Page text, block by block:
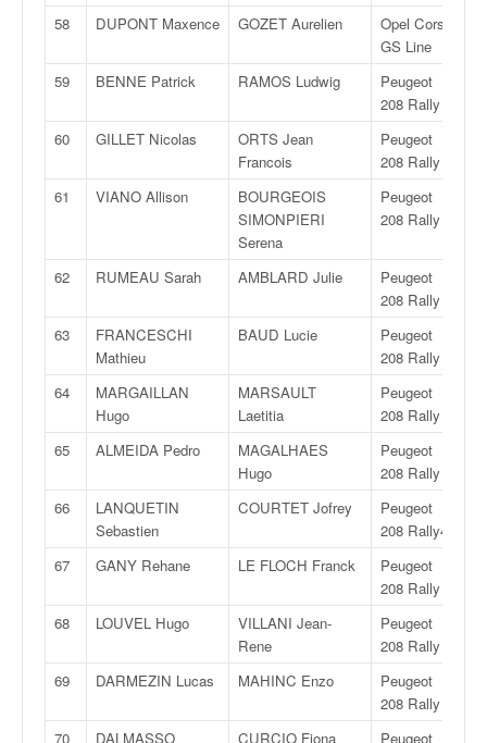
58 DUPONT Maxence GOZET Aurelien
Opel Corsa
GS Line
59 BENNE Patrick RAMOS Ludwig
Peugeot
208 Rally 4
60 GILLET Nicolas
ORTS Jean
Francois
Peugeot
208 Rally 4
61 VIANO Allison
BOURGEOIS
SIMONPIERI
Serena
Peugeot
208 Rally 4
62 RUMEAU Sarah AMBLARD Julie
Peugeot
208 Rally 4
63
FRANCESCHI
Mathieu
BAUD Lucie
Peugeot
208 Rally 4
64
MARGAILLAN
Hugo
MARSAULT
Laetitia
Peugeot
208 Rally 4
65 ALMEIDA Pedro
MAGALHAES
Hugo
Peugeot
208 Rally 4
66
LANQUETIN
Sebastien
COURTET Jofrey
Peugeot
208 Rally4
67 GANY Rehane LE FLOCH Franck
Peugeot
208 Rally 4
68 LOUVEL Hugo
VILLANI Jean-
Rene
Peugeot
208 Rally 4
69 DARMEZIN Lucas MAHINC Enzo
Peugeot
208 Rally 4
70
DALMASSO
CURCIO Fiona
Peugeot